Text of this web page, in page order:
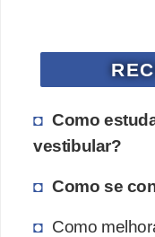
Como
vestibular?
Como se
Como